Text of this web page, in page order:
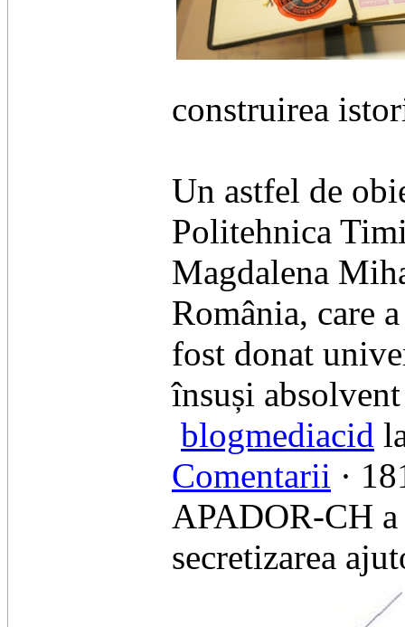
construirea
Un astfel de
Politehnica
Magdalena
România, care
fost donat
însuși
blogmediacid
Comentarii ·
APADOR-CH
secretizarea